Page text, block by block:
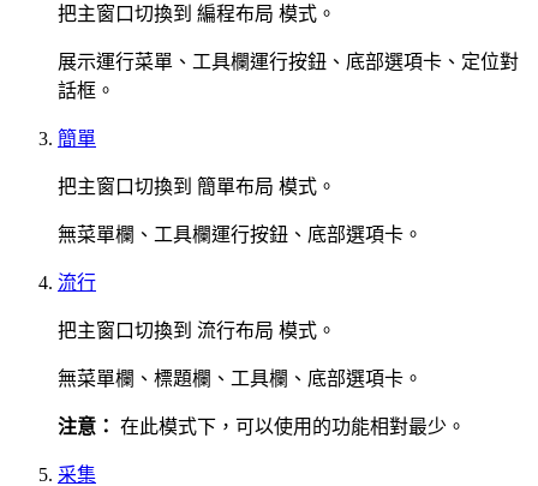
把主窗口切換到 編程布局 模式。
展示運行菜單、工具欄運行按鈕、底部選項卡、定位對
話框。
簡單
把主窗口切換到 簡單布局 模式。
無菜單欄、工具欄運行按鈕、底部選項卡。
流行
把主窗口切換到 流行布局 模式。
無菜單欄、標題欄、工具欄、底部選項卡。
注意： 在此模式下，可以使用的功能相對最少。
采集